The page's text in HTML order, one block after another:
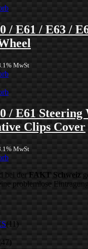
/ E61 / E63 /
MwSt
/ E61 Steering
Clips Cover
MwSt
bei der FAKT Schweiz
problemlose
(11)